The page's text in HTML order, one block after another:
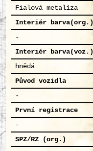
Fialová metalíza
Interiér barva(org.)
-
Interiér barva(voz.)
hnědá
Původ vozidla
-
První registrace
-
SPZ/RZ (org.)